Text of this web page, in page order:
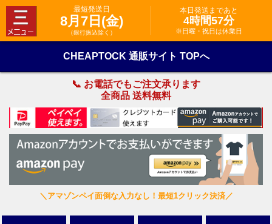
最短発送日
8月7日(金)
（銀行振込除く）
本日発送まであと
4時間57分
※日曜・祝日は休業日
CHEAPTOCK 通販サイト TOPへ
📞 お電話でもご注文承ります
全商品 送料無料
＼アマゾンペイ面倒な入力なし！最短1クリック決済／